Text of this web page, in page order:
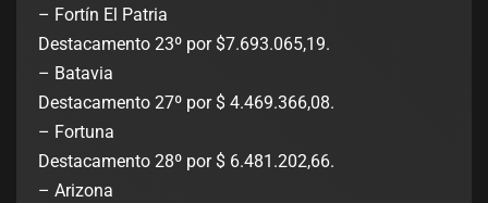
– Fortín El Patria
Destacamento 23º por $7.693.065,19.
– Batavia
Destacamento 27º por $ 4.469.366,08.
– Fortuna
Destacamento 28º por $ 6.481.202,66.
– Arizona